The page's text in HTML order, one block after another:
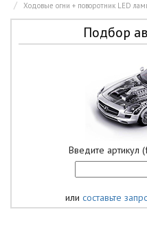
Ходовые огни + поворотник LED
Подбор
Введите артикул
или составьте